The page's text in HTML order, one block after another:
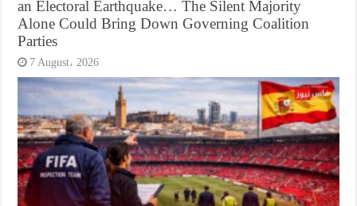
an Electoral Earthquake… The Silent Majority
Alone Could Bring Down Governing Coalition
Parties
7 August، 2026